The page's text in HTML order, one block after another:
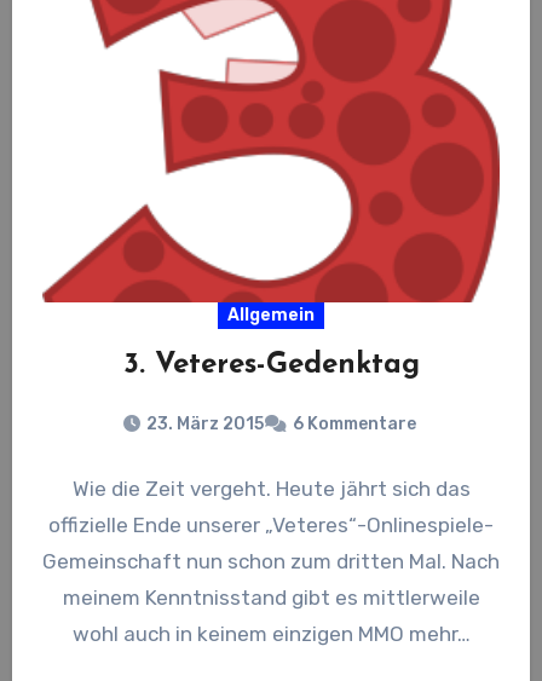
Allgemein
3. Veteres-Gedenktag
23. März 2015 6 Kommentare
Wie die Zeit vergeht. Heute jährt sich das
offizielle Ende unserer „Veteres“-Onlinespiele-
Gemeinschaft nun schon zum dritten Mal. Nach
meinem Kenntnisstand gibt es mittlerweile
wohl auch in keinem einzigen MMO mehr…